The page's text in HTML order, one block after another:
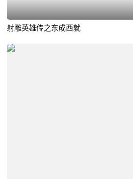
射雕英雄传之东成西就